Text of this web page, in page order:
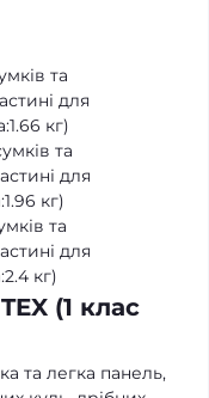
та
для
кг)
та
для
кг)
та
для
кг)
(1 клас
та легка панель,